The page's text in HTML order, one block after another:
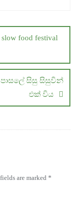
food festival
සිසු සිසුවින්
එක් විය
are marked *